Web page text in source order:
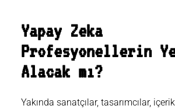
Yapay Zeka
Profesyonellerin
Alacak mı?
Yakında sanatçılar, tasarımcılar,